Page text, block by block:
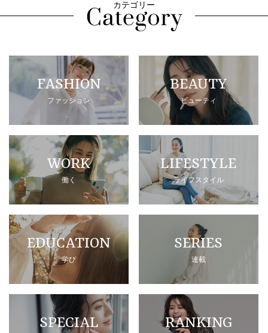
カテゴリー
FASHION
ファッション
BEAUTY
ビューティ
WORK
働く
LIFESTYLE
ライフスタイル
EDUCATION
学び
SERIES
連載
SPECIAL RANKING